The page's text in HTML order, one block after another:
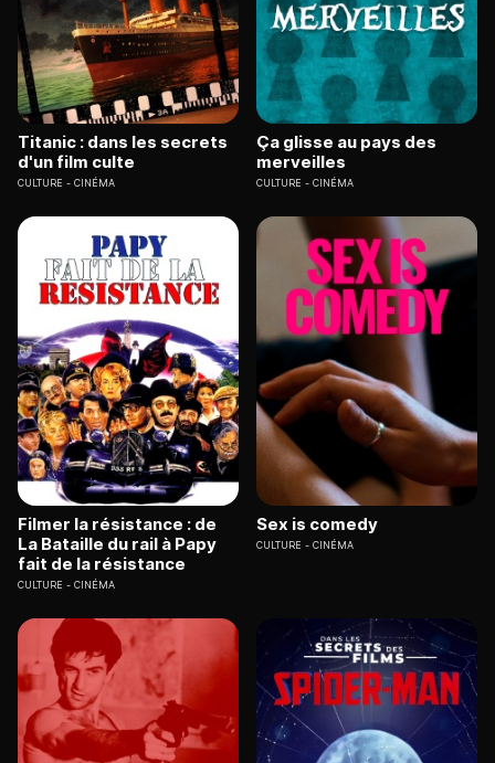
Titanic : dans les secrets
d'un film culte
CULTURE CINÉMA
Ça glisse au pays des
merveilles
CULTURE CINÉMA
Filmer la résistance : de
La Bataille du rail à Papy
fait de la résistance
CULTURE CINÉMA
Sex is comedy
CULTURE CINÉMA